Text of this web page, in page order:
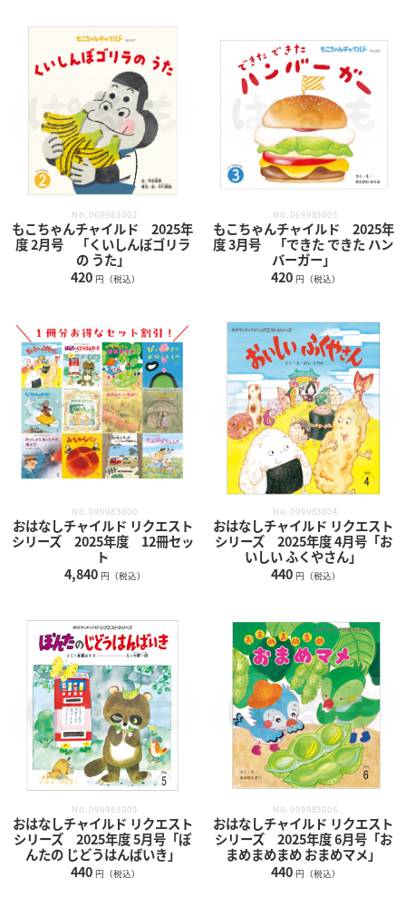
No.069983002
もこちゃんチャイルド 2025年
度 2月号 「くいしんぼゴリラ
の うた」
420 円（税込）
No.069983003
もこちゃんチャイルド 2025年
度 3月号 「できた できた ハン
バーガー」
420 円（税込）
No.099983000
おはなしチャイルド リクエスト
シリーズ 2025年度 12冊セッ
ト
4,840 円（税込）
No.099983004
おはなしチャイルド リクエスト
シリーズ 2025年度 4月号「お
いしい ふくやさん」
440 円（税込）
No.099983005
おはなしチャイルド リクエスト
シリーズ 2025年度 5月号「ぽ
んたの じどうはんばいき」
440 円（税込）
No.099983006
おはなしチャイルド リクエスト
シリーズ 2025年度 6月号「お
まめまめまめ おまめマメ」
440 円（税込）